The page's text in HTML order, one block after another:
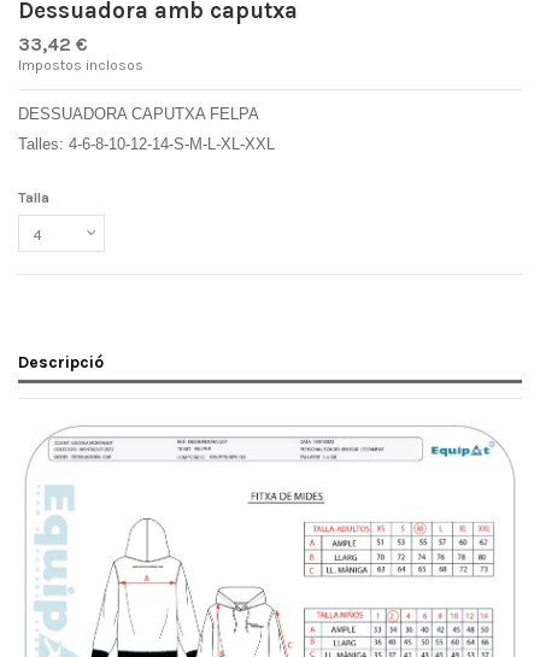
Dessuadora amb caputxa
33,42 €
Impostos inclosos
DESSUADORA CAPUTXA FELPA
Talles: 4-6-8-10-12-14-S-M-L-XL-XXL
Talla
Descripció